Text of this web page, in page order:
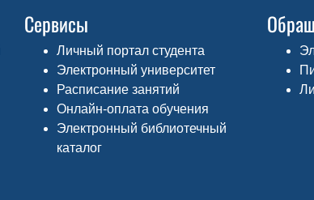
Сервисы
Личный портал студента
Электронный университет
Расписание занятий
Онлайн-оплата обучения
Электронный библиотечный
каталог